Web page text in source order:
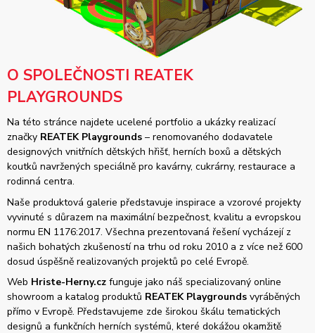
O SPOLEČNOSTI REATEK
PLAYGROUNDS
Na této stránce najdete ucelené portfolio a ukázky realizací
značky REATEK Playgrounds – renomovaného dodavatele
designových vnitřních dětských hřišť, herních boxů a dětských
koutků navržených speciálně pro kavárny, cukrárny, restaurace a
rodinná centra.
Naše produktová galerie představuje inspirace a vzorové projekty
vyvinuté s důrazem na maximální bezpečnost, kvalitu a evropskou
normu EN 1176:2017. Všechna prezentovaná řešení vycházejí z
našich bohatých zkušeností na trhu od roku 2010 a z více než 600
dosud úspěšně realizovaných projektů po celé Evropě.
Web Hriste-Herny.cz funguje jako náš specializovaný online
showroom a katalog produktů REATEK Playgrounds vyráběných
přímo v Evropě. Představujeme zde širokou škálu tematických
designů a funkčních herních systémů, které dokážou okamžitě